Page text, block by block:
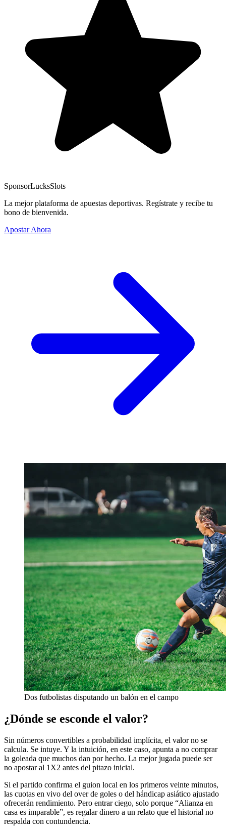
SponsorLucksSlots
La mejor plataforma de apuestas deportivas. Regístrate y recibe tu
bono de bienvenida.
Apostar Ahora
Dos futbolistas disputando un balón en el campo
¿Dónde se esconde el valor?
Sin números convertibles a probabilidad implícita, el valor no se
calcula. Se intuye. Y la intuición, en este caso, apunta a no comprar
la goleada que muchos dan por hecho. La mejor jugada puede ser
no apostar al 1X2 antes del pitazo inicial.
Si el partido confirma el guion local en los primeros veinte minutos,
las cuotas en vivo del over de goles o del hándicap asiático ajustado
ofrecerán rendimiento. Pero entrar ciego, solo porque “Alianza en
casa es imparable”, es regalar dinero a un relato que el historial no
respalda con contundencia.